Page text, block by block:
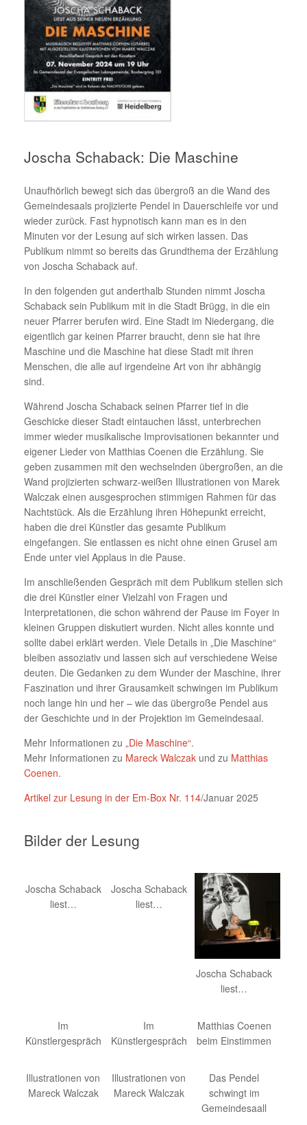
Joscha Schaback: Die Maschine
Unaufhörlich bewegt sich das übergroß an die Wand des
Gemeindesaals projizierte Pendel in Dauerschleife vor und
wieder zurück. Fast hypnotisch kann man es in den
Minuten vor der Lesung auf sich wirken lassen. Das
Publikum nimmt so bereits das Grundthema der Erzählung
von Joscha Schaback auf.
In den folgenden gut anderthalb Stunden nimmt Joscha
Schaback sein Publikum mit in die Stadt Brügg, in die ein
neuer Pfarrer berufen wird. Eine Stadt im Niedergang, die
eigentlich gar keinen Pfarrer braucht, denn sie hat ihre
Maschine und die Maschine hat diese Stadt mit ihren
Menschen, die alle auf irgendeine Art von ihr abhängig
sind.
Während Joscha Schaback seinen Pfarrer tief in die
Geschicke dieser Stadt eintauchen lässt, unterbrechen
immer wieder musikalische Improvisationen bekannter und
eigener Lieder von Matthias Coenen die Erzählung. Sie
geben zusammen mit den wechselnden übergroßen, an die
Wand projizierten schwarz-weißen Illustrationen von Marek
Walczak einen ausgesprochen stimmigen Rahmen für das
Nachtstück. Als die Erzählung ihren Höhepunkt erreicht,
haben die drei Künstler das gesamte Publikum
eingefangen. Sie entlassen es nicht ohne einen Grusel am
Ende unter viel Applaus in die Pause.
Im anschließenden Gespräch mit dem Publikum stellen sich
die drei Künstler einer Vielzahl von Fragen und
Interpretationen, die schon während der Pause im Foyer in
kleinen Gruppen diskutiert wurden. Nicht alles konnte und
sollte dabei erklärt werden. Viele Details in „Die Maschine“
bleiben assoziativ und lassen sich auf verschiedene Weise
deuten. Die Gedanken zu dem Wunder der Maschine, ihrer
Faszination und ihrer Grausamkeit schwingen im Publikum
noch lange hin und her – wie das übergroße Pendel aus
der Geschichte und in der Projektion im Gemeindesaal.
Mehr Informationen zu „Die Maschine“.
Mehr Informationen zu Mareck Walczak und zu Matthias
Coenen.
Artikel zur Lesung in der Em-Box Nr. 114/Januar 2025
Bilder der Lesung
Joscha Schaback
liest…
Joscha Schaback
liest…
Joscha Schaback
liest…
Im
Künstlergespräch
Im
Künstlergespräch
Matthias Coenen
beim Einstimmen
Illustrationen von
Mareck Walczak
Illustrationen von
Mareck Walczak
Das Pendel
schwingt im
Gemeindesaall